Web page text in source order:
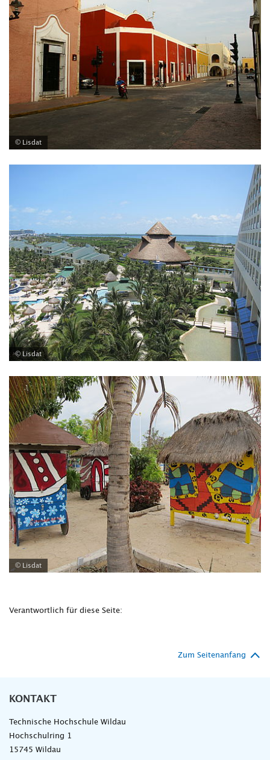
© Lisdat
© Lisdat
© Lisdat
Verantwortlich für diese Seite:
Zum Seitenanfang
KONTAKT
Technische Hochschule Wildau
Hochschulring 1
15745 Wildau